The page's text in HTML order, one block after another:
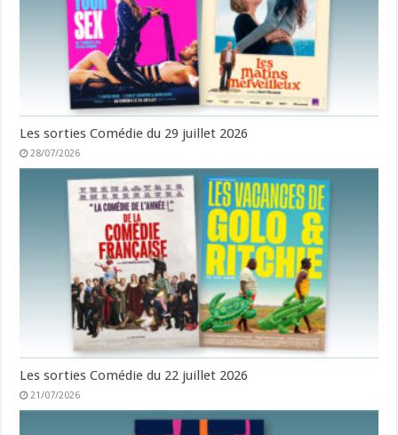
Les sorties Comédie du 29 juillet 2026
28/07/2026
Les sorties Comédie du 22 juillet 2026
21/07/2026